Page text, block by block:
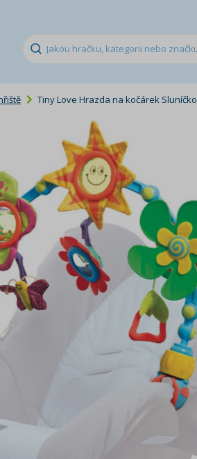
Tiny Love Hrazda na kočárek Sluníčko